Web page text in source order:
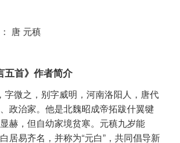
唐 元稹
五首》作者简介
字微之，别字威明，河南洛阳人，唐代
政治家。他是北魏昭成帝拓跋什翼犍
赫，但自幼家境贫寒。元稹九岁能
居易齐名，并称为“元白”，共同倡导新